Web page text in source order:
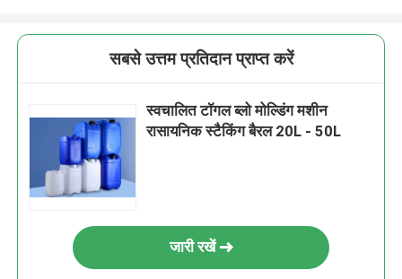
सबसे उत्तम प्रतिदान प्राप्त करें
स्वचालित टॉगल ब्लो मोल्डिंग मशीन
रासायनिक स्टैकिंग बैरल 20L - 50L
जारी रखें